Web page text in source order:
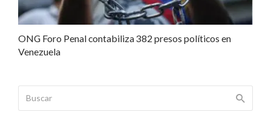
ONG Foro Penal contabiliza 382 presos políticos en
Venezuela